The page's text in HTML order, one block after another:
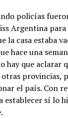
policías
Argentina
la casa estaba
hace una
hay que aclarar
provincias,
el país. Con
establecer sí lo